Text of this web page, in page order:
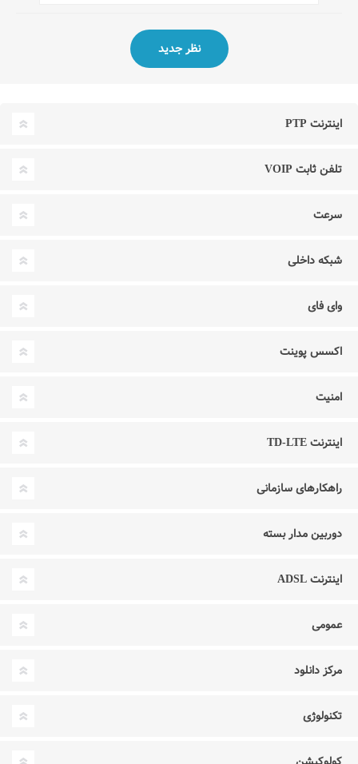
اینترنت PTP
تلفن ثابت VOIP
سرعت
شبکه داخلی
وای فای
اکسس پوینت
امنیت
اینترنت TD-LTE
راهکارهای سازمانی
دوربین مدار بسته
اینترنت ADSL
عمومی
مرکز دانلود
تکنولوژی